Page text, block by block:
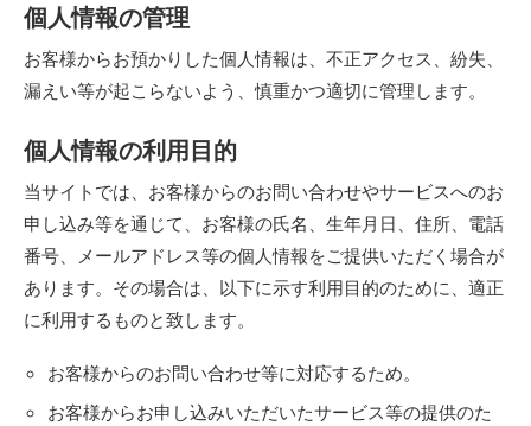
個人情報の管理
お客様からお預かりした個人情報は、不正アクセス、紛失、
漏えい等が起こらないよう、慎重かつ適切に管理します。
個人情報の利用目的
当サイトでは、お客様からのお問い合わせやサービスへのお
申し込み等を通じて、お客様の氏名、生年月日、住所、電話
番号、メールアドレス等の個人情報をご提供いただく場合が
あります。その場合は、以下に示す利用目的のために、適正
に利用するものと致します。
お客様からのお問い合わせ等に対応するため。
お客様からお申し込みいただいたサービス等の提供のた